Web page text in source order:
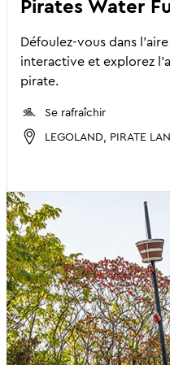
Pirates Water
Défoulez-vous dans
interactive et explorez
pirate.
Se rafraîchir
LEGOLAND, PIRATE